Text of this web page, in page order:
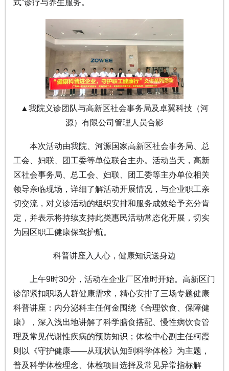
式”诊疗与养生服务。
▲我院义诊团队与高新区社会事务局及卓翼科技（河
源）有限公司管理人员合影
本次活动由我院、河源国家高新区社会事务局、总
工会、妇联、团工委等单位联合主办。活动当天，高新
区社会事务局、总工会、妇联、团工委等主办单位相关
领导亲临现场，详细了解活动开展情况，与企业职工亲
切交流，对义诊活动的组织安排和服务成效给予充分肯
定，并表示将持续支持此类惠民活动常态化开展，切实
为园区职工健康保驾护航。
科普讲座入人心，健康知识送身边
上午9时30分，活动在企业厂区准时开始。高新区门
诊部紧扣职场人群健康需求，精心安排了三场专题健康
科普讲座：内分泌科主任何金围绕《合理饮食、保障健
康》，深入浅出地讲解了科学膳食搭配、慢性病饮食管
理及常见代谢性疾病的预防知识；体检中心副主任柯霞
则以《守护健康——从现状认知到科学体检》为主题，
普及科学体检理念、体检项目选择及常见异常指标解